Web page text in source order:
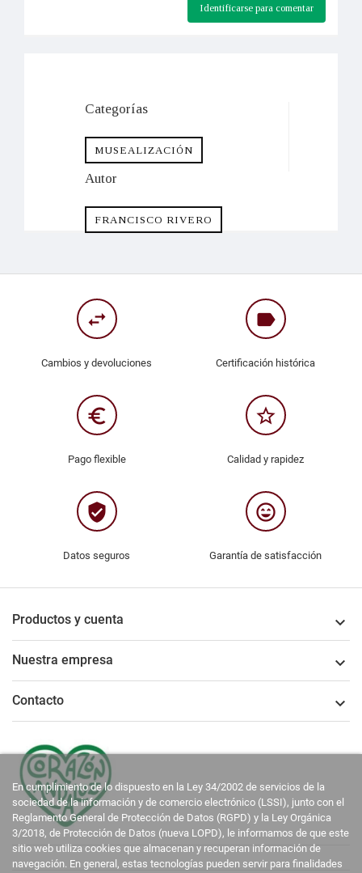
Identificarse para comentar
Categorías
MUSEALIZACIÓN
Autor
FRANCISCO RIVERO
swap_horiz
Cambios y devoluciones
label
Certificación histórica
euro_symbol
Pago flexible
star_border
Calidad y rapidez
verified_user
Datos seguros
sentiment_very_satisfied
Garantía de satisfacción
Productos y cuenta 
Nuestra empresa 
Contacto 
En cumplimiento de lo dispuesto en la Ley 34/2002 de servicios de la
sociedad de la información y de comercio electrónico (LSSI), junto con el
Reglamento General de Protección de Datos (RGPD) y la Ley Orgánica
3/2018, de Protección de Datos (nueva LOPD), le informamos de que este
sitio web utiliza cookies que almacenan y recuperan información de
navegación. En general, estas tecnologías pueden servir para finalidades